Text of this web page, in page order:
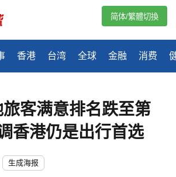
香港 台湾 全球 金融 消费
简体/繁體切換
客满意排名跌至第
香港仍是出行首选
生成海报